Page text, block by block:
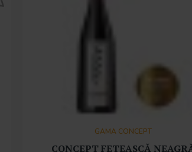
GAMA CONCEPT
CONCEPT FETEASCĂ